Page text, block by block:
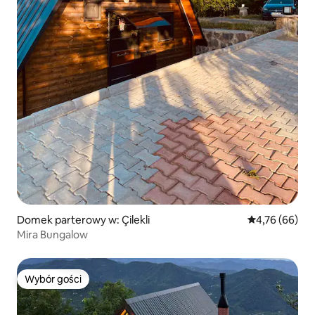
Domek parterowy w: Çilekli Średnia
4,76 (66)
Mira Bungalow
Wybór gości
Wybór gości